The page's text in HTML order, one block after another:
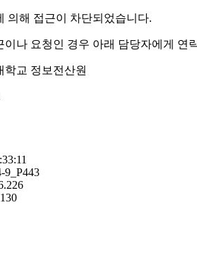
의해 접근이 차단되었습니다.
이나 요청인 경우 아래 담당자에게 연
학교 정보전산원
9_P443